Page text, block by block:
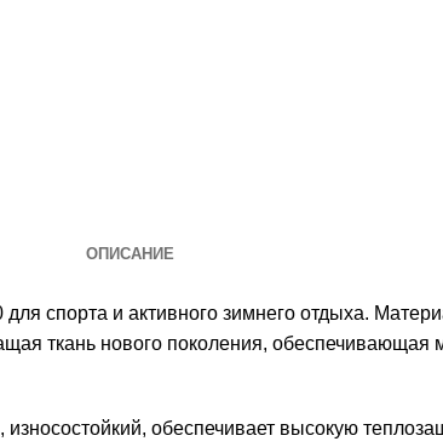
ОПИСАНИЕ
спорта и активного зимнего отдыха.
ткань нового поколения,
обеспечивает высокую